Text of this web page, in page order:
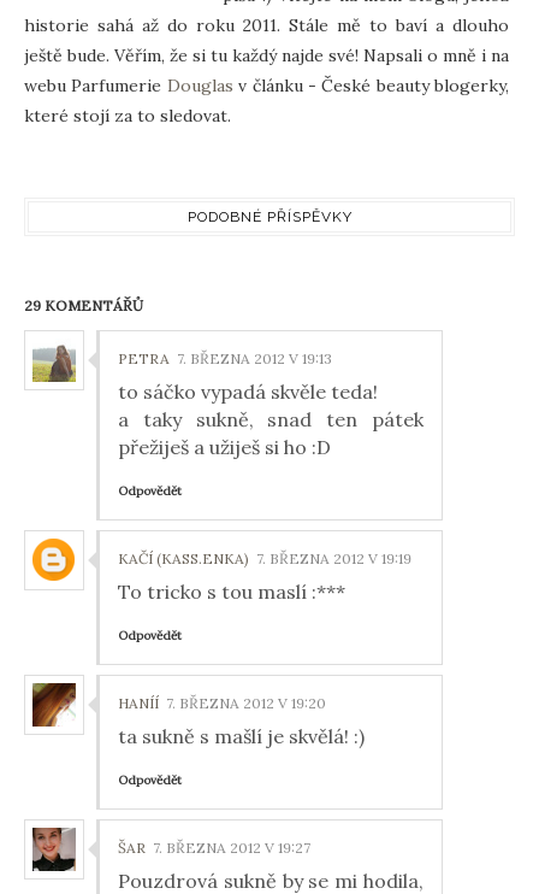
historie sahá až do roku 2011. Stále mě to baví a dlouho
ještě bude. Věřím, že si tu každý najde své! Napsali o mně i na
webu Parfumerie Douglas v článku - České beauty blogerky,
které stojí za to sledovat.
PODOBNÉ PŘÍSPĚVKY
29 KOMENTÁŘŮ
PETRA 7. BŘEZNA 2012 V 19:13
to sáčko vypadá skvěle teda!
a taky sukně, snad ten pátek
přežiješ a užiješ si ho :D
Odpovědět
KAČÍ (KASS.ENKA) 7. BŘEZNA 2012 V 19:19
To tricko s tou maslí :***
Odpovědět
HANÍÍ 7. BŘEZNA 2012 V 19:20
ta sukně s mašlí je skvělá! :)
Odpovědět
ŠAR 7. BŘEZNA 2012 V 19:27
Pouzdrová sukně by se mi hodila,